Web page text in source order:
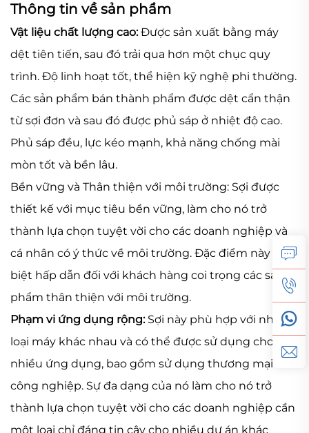
Thông tin về sản phẩm
Vật liệu chất lượng cao:Được sản xuất bằng máy
dệt tiên tiến, sau đó trải qua hơn một chục quy
trình. Độ linh hoạt tốt, thể hiện kỹ nghệ phi thường.
Các sản phẩm bán thành phẩm được dệt cẩn thận
từ sợi đơn và sau đó được phủ sáp ở nhiệt độ cao.
Phủ sáp đều, lực kéo mạnh, khả năng chống mài
mòn tốt và bền lâu.
Bền vững và Thân thiện với môi trường: Sợi được
thiết kế với mục tiêu bền vững, làm cho nó trở
thành lựa chọn tuyệt vời cho các doanh nghiệp và
cá nhân có ý thức về môi trường. Đặc điểm này đặc
biệt hấp dẫn đối với khách hàng coi trọng các sản
phẩm thân thiện với môi trường.
Phạm vi ứng dụng rộng: Sợi này phù hợp với nhiều
loại máy khác nhau và có thể được sử dụng cho
nhiều ứng dụng, bao gồm sử dụng thương mại và
công nghiệp. Sự đa dạng của nó làm cho nó trở
thành lựa chọn tuyệt vời cho các doanh nghiệp cần
một loại chỉ đáng tin cậy cho nhiều dự án khác